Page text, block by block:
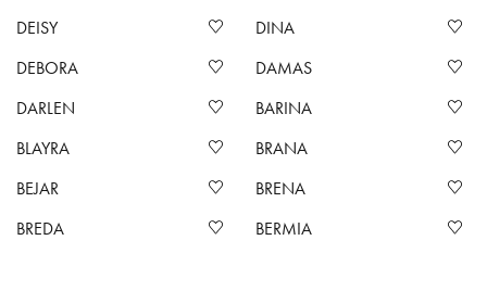
DEISY
DINA
DEBORA
DAMAS
DARLEN
BARINA
BLAYRA
BRANA
BEJAR
BRENA
BREDA
BERMIA